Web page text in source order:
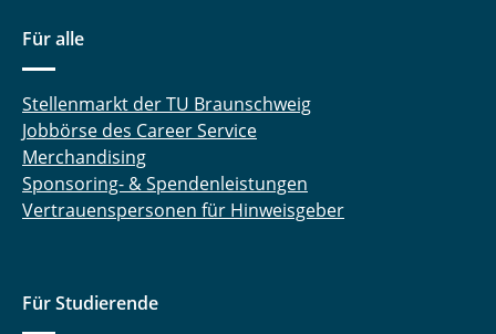
Dr. Rainer Niekamp
Für alle
Stellenmarkt der TU Braunschweig
Jobbörse des Career Service
Merchandising
Sponsoring- & Spendenleistungen
Vertrauenspersonen für Hinweisgeber
Für Studierende